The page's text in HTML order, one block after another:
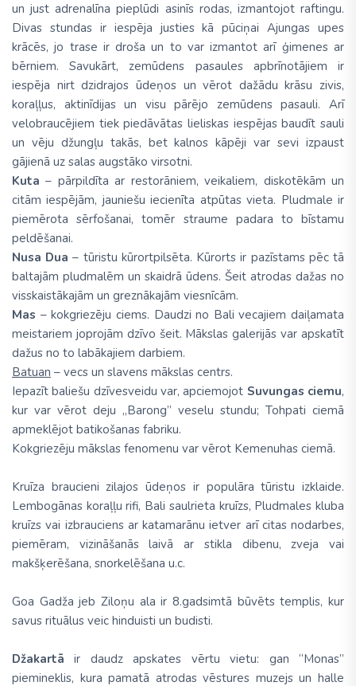
un just adrenalīna pieplūdi asinīs rodas, izmantojot raftingu.
Divas stundas ir iespēja justies kā pūciņai Ajungas upes
krācēs, jo trase ir droša un to var izmantot arī ģimenes ar
bērniem. Savukārt, zemūdens pasaules apbrīnotājiem ir
iespēja nirt dzidrajos ūdeņos un vērot dažādu krāsu zivis,
koraļļus, aktinīdijas un visu pārējo zemūdens pasauli. Arī
velobraucējiem tiek piedāvātas lieliskas iespējas baudīt sauli
un vēju džungļu takās, bet kalnos kāpēji var sevi izpaust
gājienā uz salas augstāko virsotni.
Kuta – pārpildīta ar restorāniem, veikaliem, diskotēkām un
citām iespējām, jauniešu iecienīta atpūtas vieta. Pludmale ir
piemērota sērfošanai, tomēr straume padara to bīstamu
peldēšanai.
Nusa Dua – tūristu kūrortpilsēta. Kūrorts ir pazīstams pēc tā
baltajām pludmalēm un skaidrā ūdens. Šeit atrodas dažas no
visskaistākajām un greznākajām viesnīcām.
Mas – kokgriezēju ciems. Daudzi no Bali vecajiem daiļamata
meistariem joprojām dzīvo šeit. Mākslas galerijās var apskatīt
dažus no to labākajiem darbiem.
Batuan – vecs un slavens mākslas centrs.
Iepazīt baliešu dzīvesveidu var, apciemojot Suvungas ciemu,
kur var vērot deju „Barong” veselu stundu; Tohpati ciemā
apmeklējot batikošanas fabriku.
Kokgriezēju mākslas fenomenu var vērot Kemenuhas ciemā.
Kruīza braucieni zilajos ūdeņos ir populāra tūristu izklaide.
Lembogānas koraļļu rifi, Bali saulrieta kruīzs, Pludmales kluba
kruīzs vai izbrauciens ar katamarānu ietver arī citas nodarbes,
piemēram, vizināšanās laivā ar stikla dibenu, zveja vai
makšķerēšana, snorkelēšana u.c.
Goa Gadža jeb Ziloņu ala ir 8.gadsimtā būvēts templis, kur
savus rituālus veic hinduisti un budisti.
Džakartā ir daudz apskates vērtu vietu: gan “Monas”
piemineklis, kura pamatā atrodas vēstures muzejs un halle